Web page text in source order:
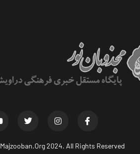
Majzooban.Org2024. All Rights Reserved